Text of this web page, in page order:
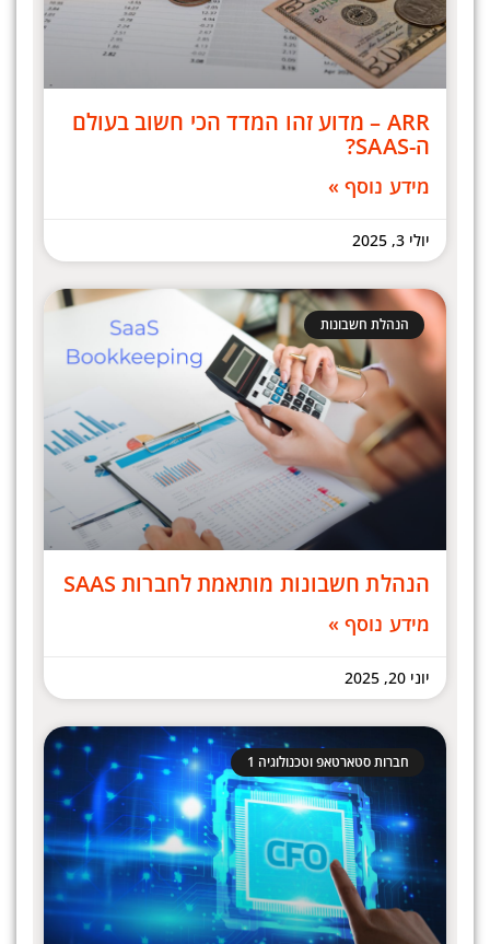
ARR – מדוע זהו המדד הכי חשוב בעולם
ה-SAAS?
מידע נוסף »
יולי 3, 2025
הנהלת חשבונות
הנהלת חשבונות מותאמת לחברות SAAS
מידע נוסף »
יוני 20, 2025
חברות סטארטאפ וטכנולוגיה 1